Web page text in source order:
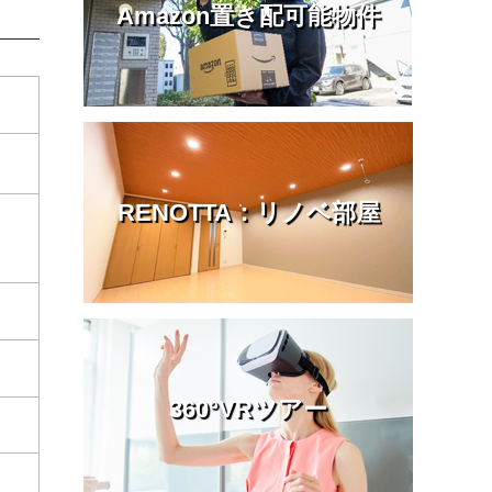
Amazon置き配可能物件
RENOTTA：リノベ部屋
360°VRツアー